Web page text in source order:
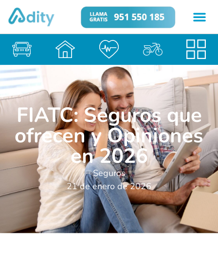
FIATC: Seguros que
ofrecen y Opiniones
en 2026
Seguros
21 de enero de 2026